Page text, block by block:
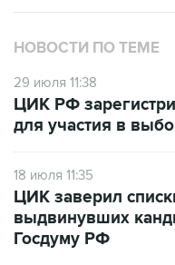
НОВОСТИ ПО ТЕМЕ
29 июля 11:38
для участия в
18 июля 11:35
выдвинувших
Госдуму РФ
3 сентября 2021 года 13:01